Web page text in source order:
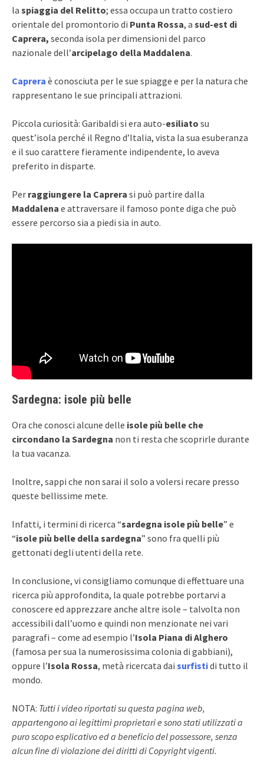
la spiaggia del Relitto; essa occupa un tratto costiero
orientale del promontorio di Punta Rossa, a sud-est di
Caprera, seconda isola per dimensioni del parco
nazionale dell’arcipelago della Maddalena.
Caprera è conosciuta per le sue spiagge e per la natura che
rappresentano le sue principali attrazioni.
Piccola curiosità: Garibaldi si era auto-esiliato su
quest’isola perché il Regno d’Italia, vista la sua esuberanza
e il suo carattere fieramente indipendente, lo aveva
preferito in disparte.
Per raggiungere la Caprera si può partire dalla
Maddalena e attraversare il famoso ponte diga che può
essere percorso sia a piedi sia in auto.
Sardegna: isole più belle
Ora che conosci alcune delle isole più belle che
circondano la Sardegna non ti resta che scoprirle durante
la tua vacanza.
Inoltre, sappi che non sarai il solo a volersi recare presso
queste bellissime mete.
Infatti, i termini di ricerca “sardegna isole più belle” e
“isole più belle della sardegna” sono fra quelli più
gettonati degli utenti della rete.
In conclusione, vi consigliamo comunque di effettuare una
ricerca più approfondita, la quale potrebbe portarvi a
conoscere ed apprezzare anche altre isole – talvolta non
accessibili dall’uomo e quindi non menzionate nei vari
paragrafi – come ad esempio l’Isola Piana di Alghero
(famosa per sua la numerosissima colonia di gabbiani),
oppure l’Isola Rossa, metà ricercata dai surfistidi tutto il
mondo.
NOTA: Tutti i video riportati su questa pagina web,
appartengono ai legittimi proprietari e sono stati utilizzati a
puro scopo esplicativo ed a beneficio del possessore, senza
alcun fine di violazione dei diritti di Copyright vigenti.